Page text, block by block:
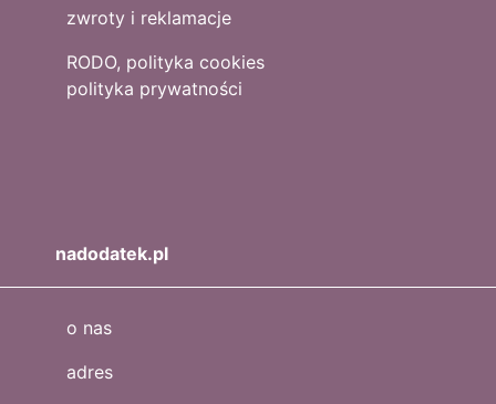
zwroty i reklamacje
RODO, polityka cookies
polityka prywatności
nadodatek.pl
o nas
adres